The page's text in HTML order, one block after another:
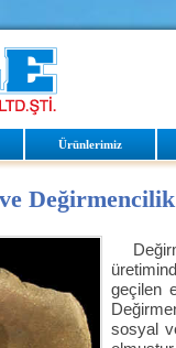
Ürünlerimiz
Değirmencilik
geçilen
sosyal